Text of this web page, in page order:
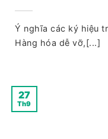
Ý nghĩa các ký hiệu
Hàng hóa dễ vỡ,[...]
27
Th9